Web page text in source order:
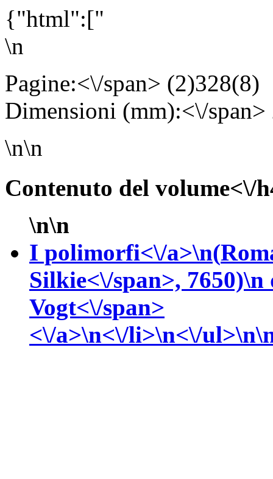
{"html":["
\n
Pagine:<\/span>
Dimensioni (mm):<\/
\n\n
Contenuto del volume<\/
\n\n
I polimorfi<\/a>\n(
Silkie<\/span>, 7650)\n
Vogt<\/span>
<\/a>\n<\/li>\n<\/